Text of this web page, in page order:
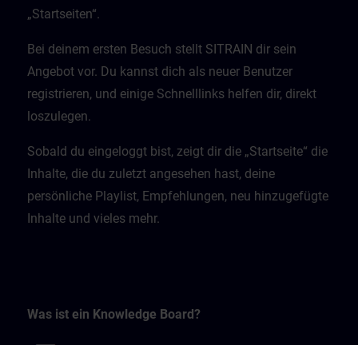
„Startseiten“.
Bei deinem ersten Besuch stellt SITRAIN dir sein
Angebot vor. Du kannst dich als neuer Benutzer
registrieren, und einige Schnelllinks helfen dir, direkt
loszulegen.
Sobald du eingeloggt bist, zeigt dir die „Startseite“ die
Inhalte, die du zuletzt angesehen hast, deine
persönliche Playlist, Empfehlungen, neu hinzugefügte
Inhalte und vieles mehr.
Was ist ein Knowledge Board?